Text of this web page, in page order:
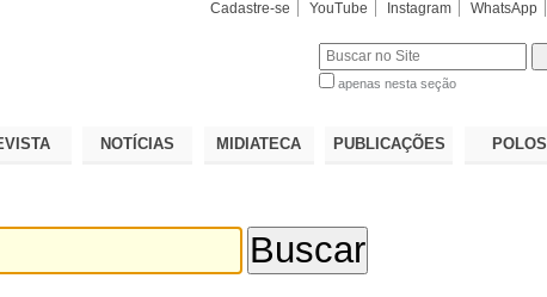
Cadastre-se YouTube Instagram WhatsApp
apenas nesta seção
NOTÍCIAS MIDIATECA PUBLICAÇÕES POLOS